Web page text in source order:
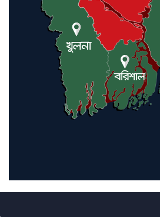
শ্রীমঙ্গলে সংবর্ধনা